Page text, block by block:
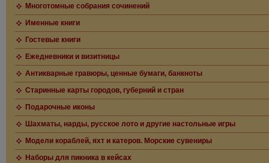
Многотомные собрания сочинений
Именные книги
Гостевые книги
Ежедневники и визитницы
Антикварные гравюры, ценные бумаги, банкноты
Старинные карты городов, губерний и стран
Подарочные иконы
Шахматы, нарды, русское лото и другие настольные игры
Модели кораблей, яхт и катеров. Морские сувениры
Наборы для пикника в кейсах